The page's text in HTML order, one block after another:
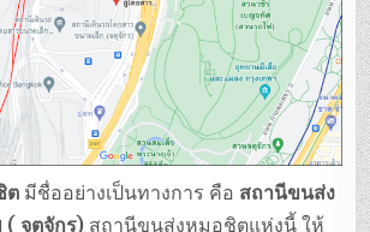
ต มีชื่ออย่างเป็นทางการ คือ สถานีขนส่ง
( จตุจักร) สถานีขนส่งหมอชิตแห่งนี้ ให้